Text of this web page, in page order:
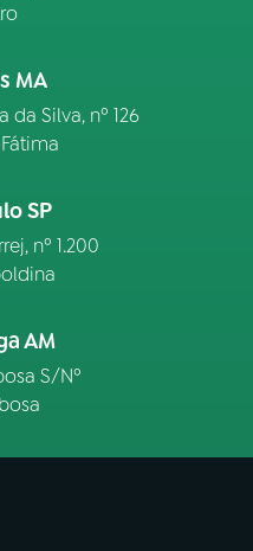
MA
da Silva, nº 126
SP
nº 1.200
AM
S/Nº